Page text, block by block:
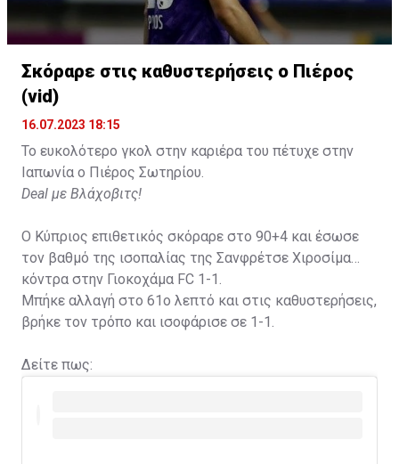
Σκόραρε στις καθυστερήσεις ο Πιέρος
(vid)
16.07.2023 18:15
Το ευκολότερο γκολ στην καριέρα του πέτυχε στην
Ιαπωνία ο Πιέρος Σωτηρίου.
Deal με Βλάχοβιτς!
Ο Κύπριος επιθετικός σκόραρε στο 90+4 και έσωσε
τον βαθμό της ισοπαλίας της Σανφρέτσε Χιροσίμα
κόντρα στην Γιοκοχάμα FC 1-1.
Μπήκε αλλαγή στο 61ο λεπτό και στις καθυστερήσεις,
βρήκε τον τρόπο και ισοφάρισε σε 1-1.
Δείτε πως: